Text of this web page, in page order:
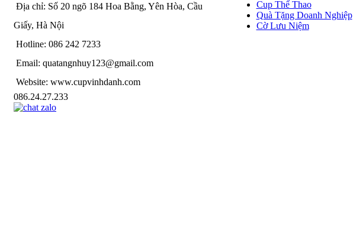
Địa chỉ: Số 20 ngõ 184 Hoa Bằng, Yên Hòa, Cầu
Giấy, Hà Nội
Hotline: 086 242 7233
Email: quatangnhuy123@gmail.com
Website: www.cupvinhdanh.com
086.24.27.233
Cup Thể Thao
Quà Tặng Doanh Nghiệp
Cờ Lưu Niệm